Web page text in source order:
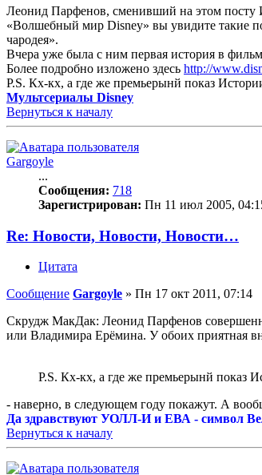
Леонид Парфенов, сменивший на этом посту
«Волшебный мир Disney» вы увидите такие
чародея».
Вчера уже была с ним первая история в
Более подробно изложено здесь http://
P.S. Кх-кх, а где же премьерынй показ
Мультсериалы Disney
Вернуться к началу
Gargoyle
...
Сообщения: 718
Зарегистрирован: Пн 11 июл 2005,
Re: Новости, Новости, Новости…
Цитата
Сообщение Gargoyle » Пн 17 окт 2011, 07:14
Cкрудж МакДак: Леонид Парфенов
или Владимира Ерёмина. У обоих приятная
P.S. Кх-кх, а где же премьерынй показ
- наверно, в следующем году покажут. А
Да здравствуют УОЛЛ-И и ЕВА - символ
Вернуться к началу